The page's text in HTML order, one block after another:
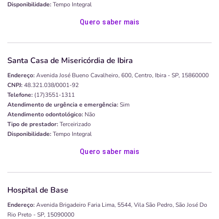
Disponibilidade:Tempo Integral
Quero saber mais
Santa Casa de Misericórdia de Ibira
Endereço:Avenida José Bueno Cavalheiro, 600, Centro, Ibira - SP, 15860000
CNPJ:48.321.038/0001-92
Telefone: (17)3551-1311
Atendimento de urgência e emergência:Sim
Atendimento odontológico: Não
Tipo de prestador:Terceirizado
Disponibilidade:Tempo Integral
Quero saber mais
Hospital de Base
Endereço:Avenida Brigadeiro Faria Lima, 5544, Vila São Pedro, São José Do
Rio Preto - SP, 15090000